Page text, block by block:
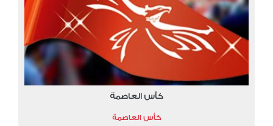
كأس العاصمة
كأس العاصمة